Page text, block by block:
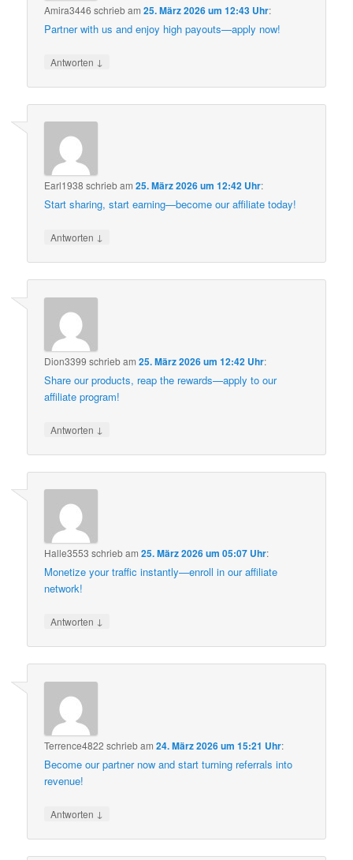
Amira3446 schriebam25. März 2026 um 12:43 Uhr:
Partner with us and enjoy high payouts—apply now!
Antworten ↓
Earl1938 schriebam25. März 2026 um 12:42 Uhr:
Start sharing, start earning—become our affiliate today!
Antworten ↓
Dion3399 schriebam25. März 2026 um 12:42 Uhr:
Share our products, reap the rewards—apply to our
affiliate program!
Antworten ↓
Halle3553 schriebam25. März 2026 um 05:07 Uhr:
Monetize your traffic instantly—enroll in our affiliate
network!
Antworten ↓
Terrence4822 schriebam24. März 2026 um 15:21 Uhr:
Become our partner now and start turning referrals into
revenue!
Antworten ↓